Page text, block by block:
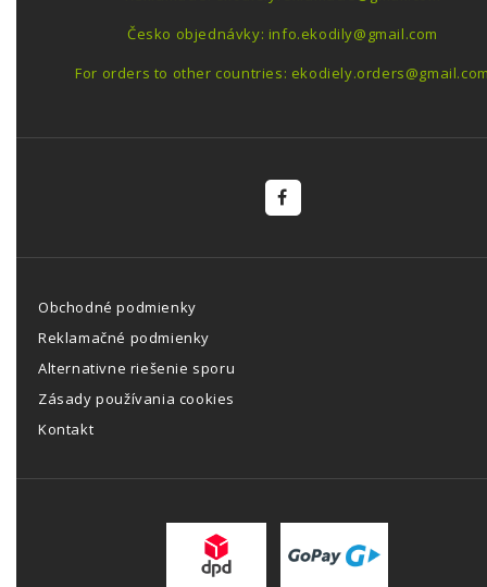
Česko objednávky: info.ekodily@gmail.com
For orders to other countries:
Obchodné podmienky
Reklamačné podmienky
Alternativne riešenie sporu
Zásady používania cookies
Kontakt